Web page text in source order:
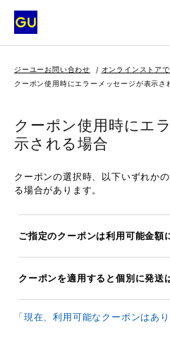
ジーユーお問い合わせ オンラインストア
クーポン使用時にエラーメッセージが表示さ
クーポン使用時にエ
示される場合
クーポンの選択時、以下いずれか
る場合があります。
ご指定のクーポンは利用可能金額
クーポンを適用すると個別に発送
「現在、利用可能なクーポンはあ